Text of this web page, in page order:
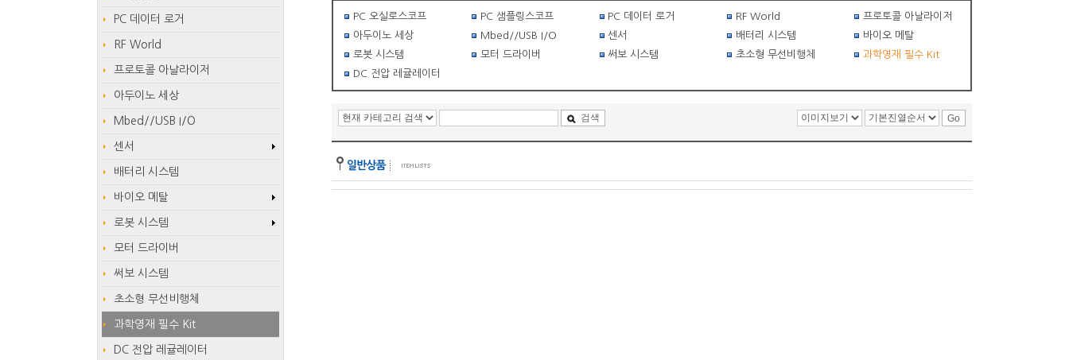
PC 오실로스코프 PC 샘플링스코프 PC 데이터 로거 RF World
프로토콜 아날라이저
아두이노 세상
Mbed//USB I/O 센서 배터리 시스템
바이오 메탈
로봇 시스템
모터 드라이버 써보 시스템 초소형 무선비행체
과학영재 필수 Kit
DC 전압 레귤레이터
검색
PC 데이터 로거
RF World
프로토콜 아날라이저
아두이노 세상
Mbed//USB I/O
센서
배터리 시스템
바이오 메탈
로봇 시스템
모터 드라이버
써보 시스템
초소형 무선비행체
과학영재 필수 Kit
DC 전압 레귤레이터